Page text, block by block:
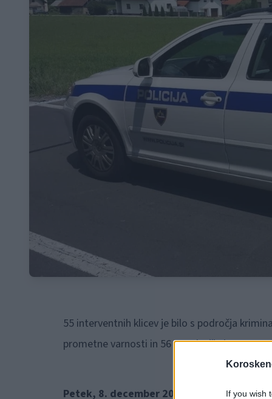
If you wish
55 interventnih klicev je bilo s področja
prometne varnosti in 56 s področja javnega
Petek, 8. december 2023